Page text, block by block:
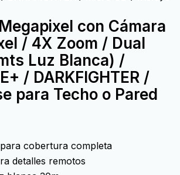
con Cámara
/ 4X Zoom / Dual
Luz Blanca) /
/ DARKFIGHTER /
para Techo o Pared
cobertura completa
detalles remotos